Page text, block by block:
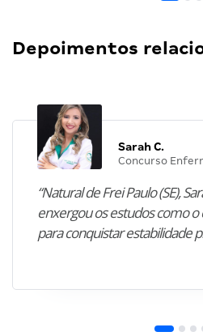
Depoimentos
Sarah C.
Concurso
“Natural de Frei Paulo (SE),
enxergou os estudos como
para conquistar estabilidade